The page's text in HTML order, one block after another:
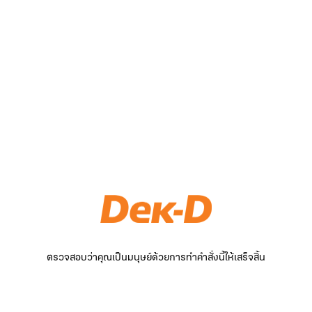
ตรวจสอบว่าคุณเป็นมนุษย์ด้วยการทำคำสั่งนี้ให้เสร็จสิ้น